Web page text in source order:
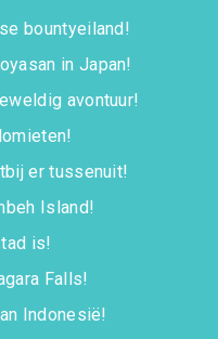
bountyeiland!
in Japan!
avontuur!
er tussenuit!
Island!
is!
Falls!
Indonesië!